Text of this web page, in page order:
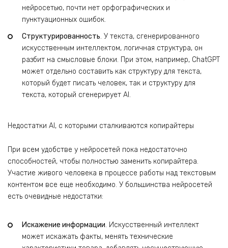
нейросетью, почти нет орфографических и
пунктуационных ошибок.
Структурированность. У текста, сгенерированного
искусственным интеллектом, логичная структура, он
разбит на смысловые блоки. При этом, например, ChatGPT
может отдельно составить как структуру для текста,
который будет писать человек, так и структуру для
текста, который сгенерирует AI.
Недостатки AI, с которыми сталкиваются копирайтеры
При всем удобстве у нейросетей пока недостаточно
способностей, чтобы полностью заменить копирайтера.
Участие живого человека в процессе работы над текстовым
контентом все еще необходимо. У большинства нейросетей
есть очевидные недостатки:
Искажение информации. Искусственный интеллект
может искажать факты, менять технические